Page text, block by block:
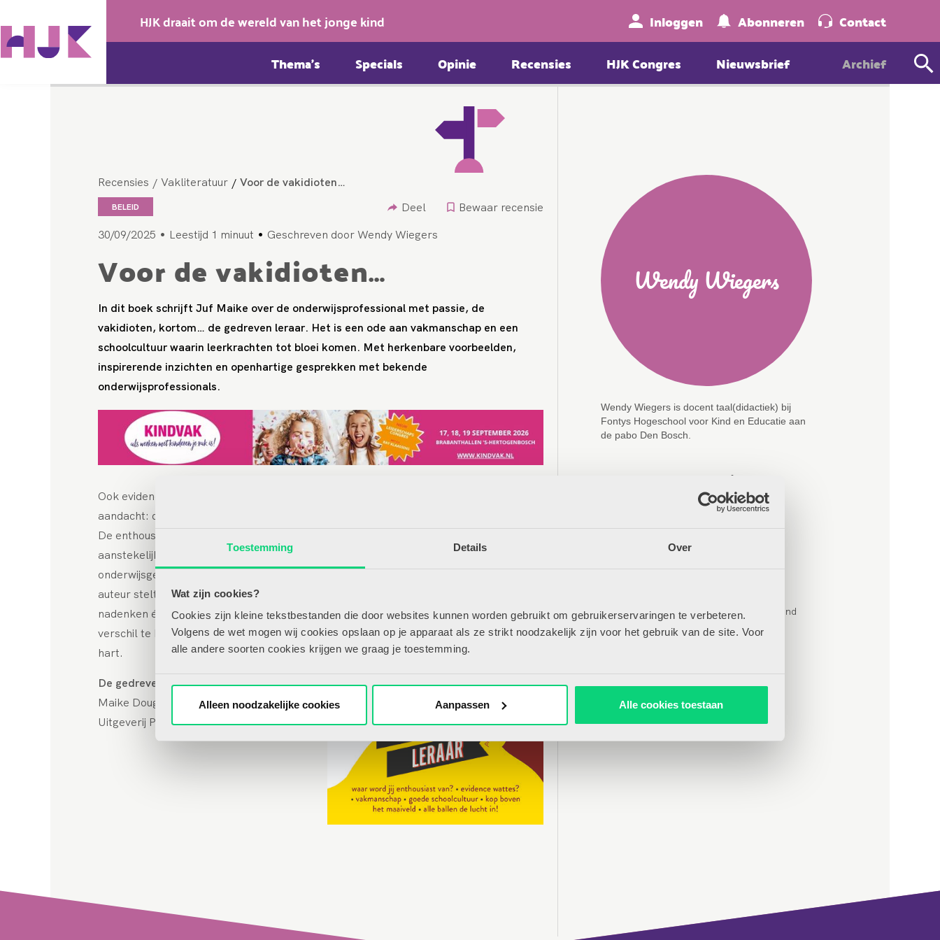
Toestemming Details Over
Wat zijn cookies?
Cookies zijn kleine tekstbestanden die door websites kunnen worden gebruikt om gebruikerservaringen te verbeteren.
Volgens de wet mogen wij cookies opslaan op je apparaat als ze strikt noodzakelijk zijn voor het gebruik van de site. Voor
alle andere soorten cookies krijgen we graag je toestemming.
Alleen noodzakelijke cookies Aanpassen Alle cookies toestaan
HJK draait om de wereld van het jonge kind Inloggen Abonneren
Contact
Thema’s
Specials Opinie Recensies HJK Congres Nieuwsbrief Archief
Zoeken
Recensies / Vakliteratuur / Voor de vakidioten…
BELEID Deel
Bewaar recensie
30/09/2025 • Leestijd 1 minuut • Geschreven door Wendy Wiegers
Voor de vakidioten…
In dit boek schrijft Juf Maike over de onderwijsprofessional met passie, de
vakidioten, kortom… de gedreven leraar. Het is een ode aan vakmanschap en een
schoolcultuur waarin leerkrachten tot bloei komen. Met herkenbare voorbeelden,
inspirerende inzichten en openhartige gesprekken met bekende
onderwijsprofessionals.
Ook evidence informed lesgeven krijgt
aandacht: doen wat werkt scheelt tijd.
De enthousiaste schrijfstijl werkt
aanstekelijk en nodigt uit tot het
onderwijsgesprek in de teamkamer. De
auteur stelt rake vragen, laat je
nadenken én motiveert je om het
verschil te blijven maken… met hoofd en
hart.
De gedreven leraar
Maike Douglas-Westland
Uitgeverij Pica
Wendy Wiegers
Wendy Wiegers is docent taal(didactiek) bij
Fontys Hogeschool voor Kind en Educatie aan
de pabo Den Bosch.
Meer van Wendy Wiegers
Leesonderwijs met rijke teksten
Schrijven stimuleert zelfexpressie
Stapsgewijs afstemmen op het jonge kind